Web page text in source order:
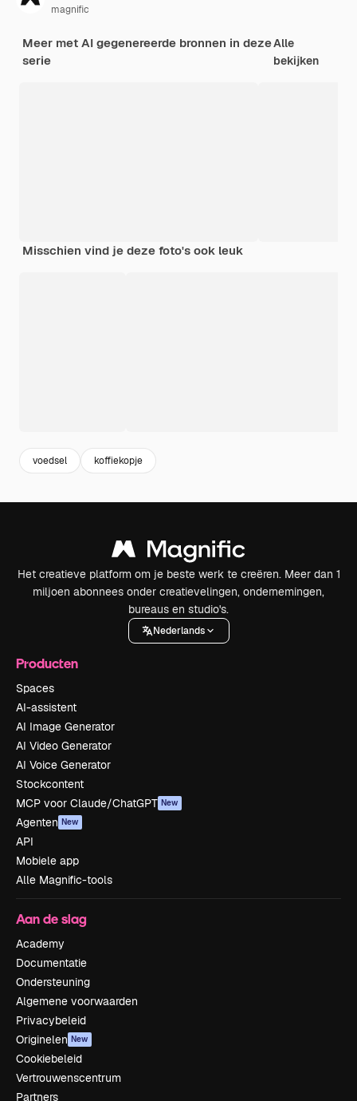
magnific
Meer met AI gegenereerde bronnen in deze
serie
Alle
bekijken
Misschien vind je deze foto's ook leuk
voedsel koffiekopje
Het creatieve platform om je beste werk te creëren. Meer dan 1
miljoen abonnees onder creatievelingen, ondernemingen,
bureaus en studio's.
Nederlands
Producten
Spaces
AI-assistent
AI Image Generator
AI Video Generator
AI Voice Generator
Stockcontent
MCP voor Claude/ChatGPT New
Agenten New
API
Mobiele app
Alle Magnific-tools
Aan de slag
Academy
Documentatie
Ondersteuning
Algemene voorwaarden
Privacybeleid
Originelen New
Cookiebeleid
Vertrouwenscentrum
Partners